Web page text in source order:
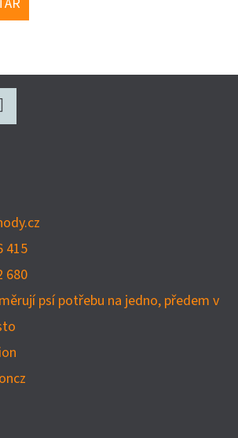
415
680
psí potřebu na jedno, předem v